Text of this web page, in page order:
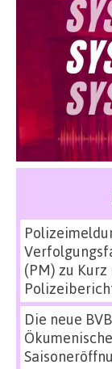
(PM) zu
Die neue